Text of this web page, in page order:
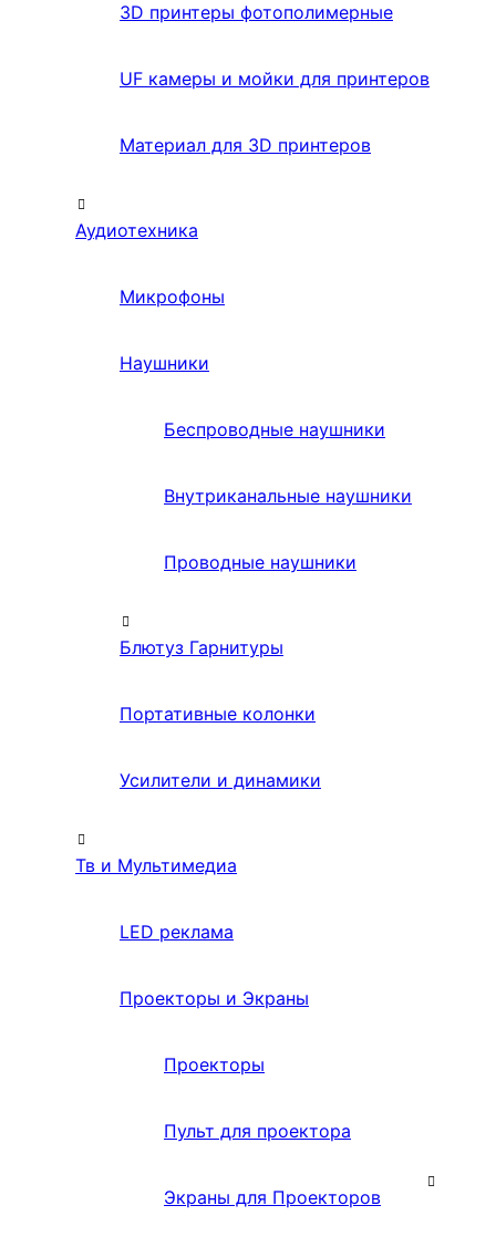
3D принтеры фотополимерные
UF камеры и мойки для принтеров
Материал для 3D принтеров
Аудиотехника
Микрофоны
Наушники
Беспроводные наушники
Внутриканальные наушники
Проводные наушники
Блютуз Гарнитуры
Портативные колонки
Усилители и динамики
Тв и Мультимедиа
LED реклама
Проекторы и Экраны
Проекторы
Пульт для проектора
Экраны для Проекторов